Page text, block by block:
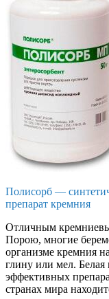
Полисорб —
препарат кремния
Отличным
Порою, многие
организме кремния
глину или мел. Белая
эффективных
странах мира